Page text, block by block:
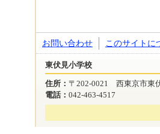
お問い合わせ このサイトに
東伏見小学校
住所： 〒202-0021 西東京市東
電話： 042-463-4517